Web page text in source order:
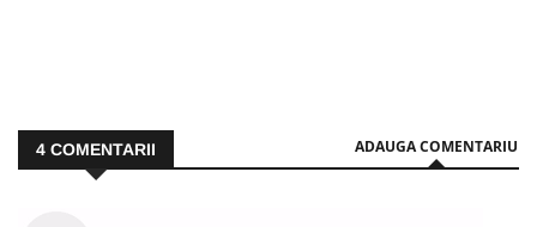
4 COMENTARII ADAUGA COMENTARIU